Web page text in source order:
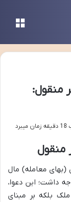
منقول:
منقول
(بهای معامله) مال
داشت؛ این دعوا،
بلکه بر مبنای